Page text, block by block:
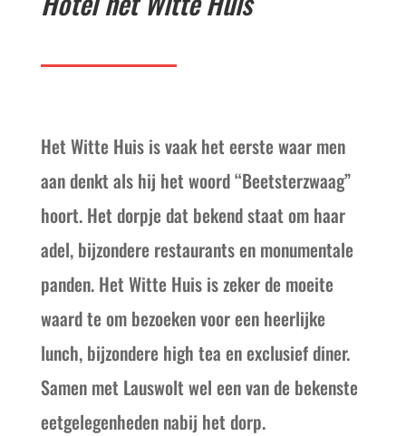
Het Witte Huis is vaak het eerste waar men
aan denkt als hij het woord “Beetsterzwaag”
hoort. Het dorpje dat bekend staat om haar
adel, bijzondere restaurants en monumentale
panden. Het Witte Huis is zeker de moeite
waard te om bezoeken voor een heerlijke
lunch, bijzondere high tea en exclusief diner.
Samen met Lauswolt wel een van de bekenste
eetgelegenheden nabij het dorp.